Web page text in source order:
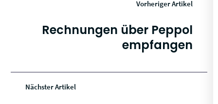
Vorheriger Artikel
Rechnungen über Peppol
empfangen
Nächster Artikel